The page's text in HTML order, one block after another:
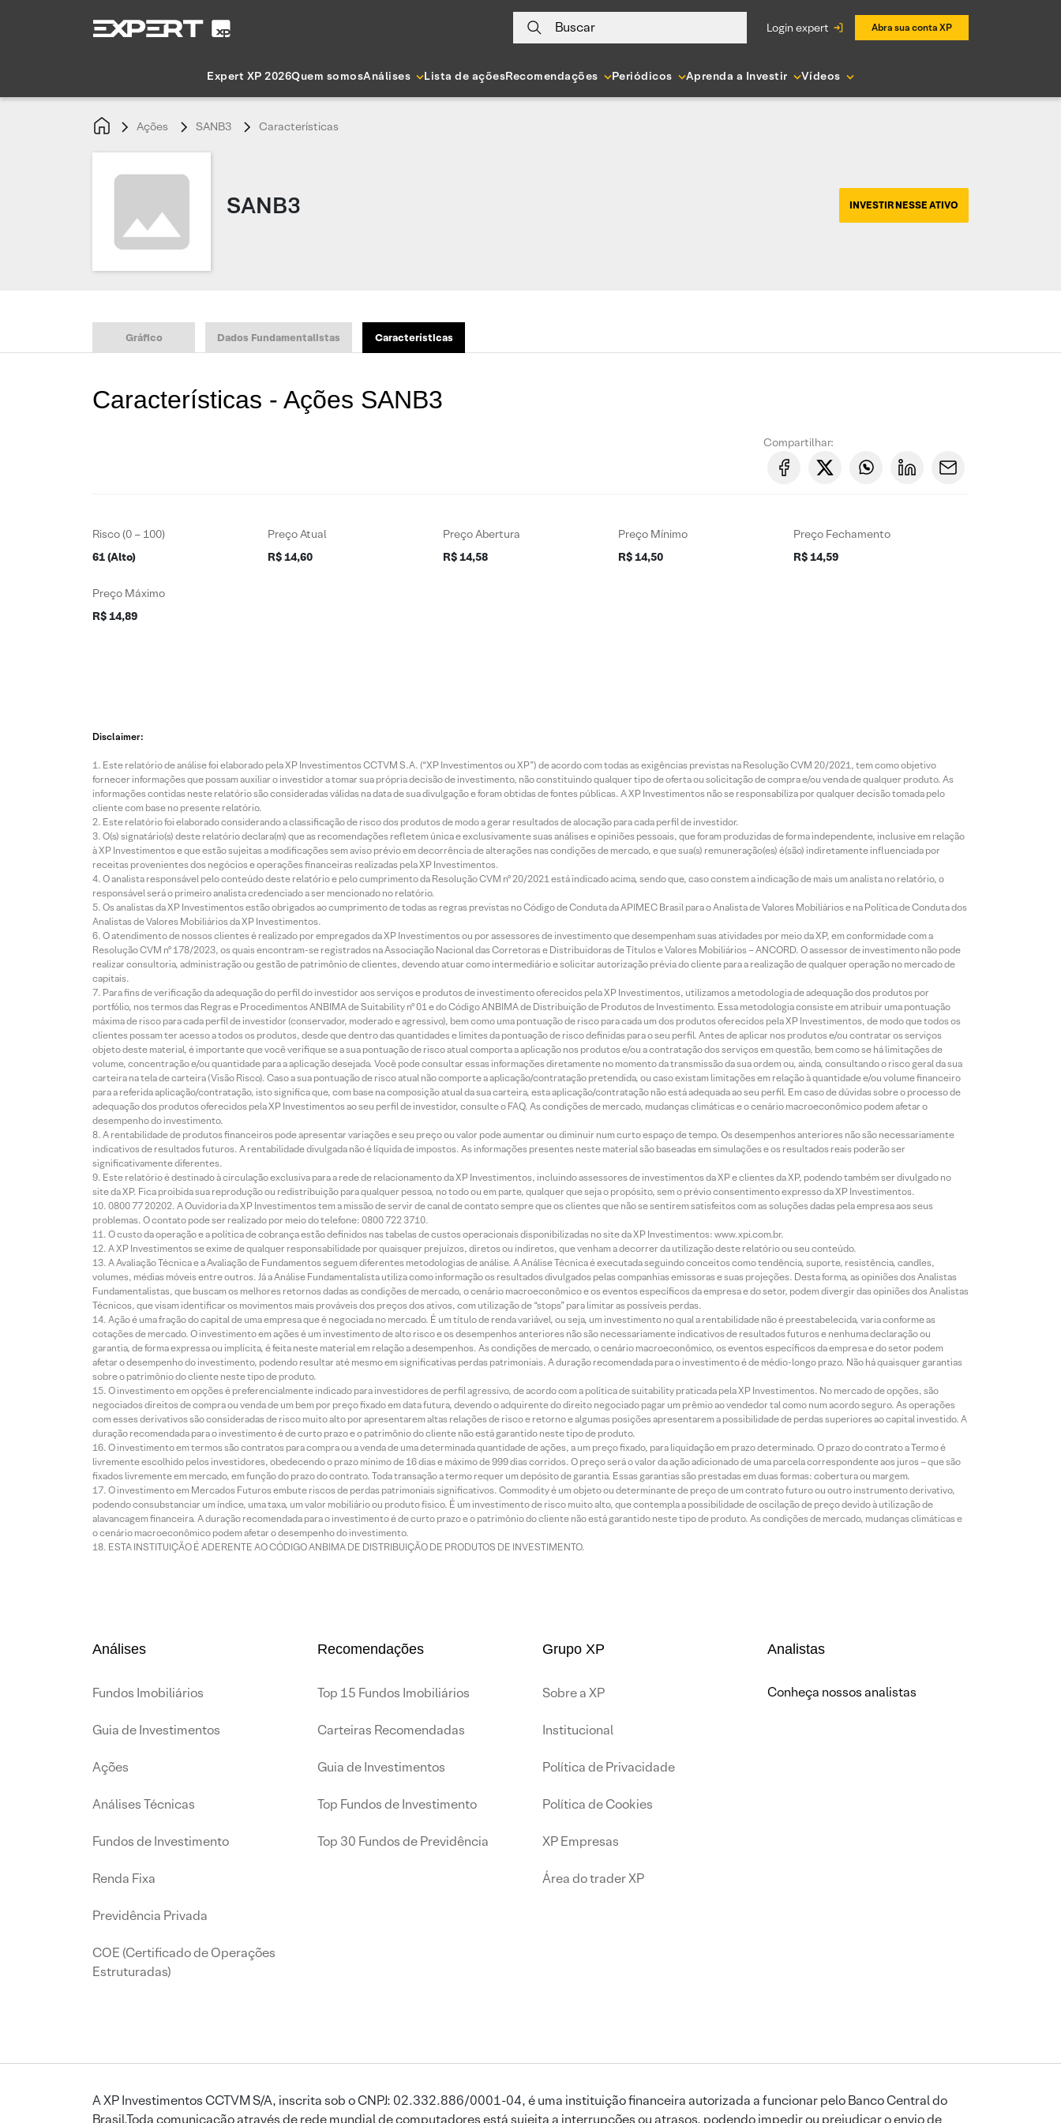
Buscar login expert Abra sua conta XP
Expert XP 2026Quem somosAnálises Lista de açõesRecomendações Periódicos Aprenda a Investir Vídeos
Ações SANB3 Características
SANB3 INVESTIR NESSE ATIVO
Gráfico Dados Fundamentalistas Características
Características - Ações SANB3
Compartilhar:
Risco (0 – 100)
61 (Alto)
Preço Atual
R$ 14,60
Preço Abertura
R$ 14,58
Preço Mínimo
R$ 14,50
Preço Fechamento
R$ 14,59
Preço Máximo
R$ 14,89
Disclaimer:
Este relatório de análise foi elaborado pela XP Investimentos CCTVM S.A. (“XP Investimentos ou XP”) de acordo com todas as exigências previstas na Resolução CVM 20/2021, tem como objetivo
fornecer informações que possam auxiliar o investidor a tomar sua própria decisão de investimento, não constituindo qualquer tipo de oferta ou solicitação de compra e/ou venda de qualquer produto. As
informações contidas neste relatório são consideradas válidas na data de sua divulgação e foram obtidas de fontes públicas. A XP Investimentos não se responsabiliza por qualquer decisão tomada pelo
cliente com base no presente relatório.
Este relatório foi elaborado considerando a classificação de risco dos produtos de modo a gerar resultados de alocação para cada perfil de investidor.
O(s) signatário(s) deste relatório declara(m) que as recomendações refletem única e exclusivamente suas análises e opiniões pessoais, que foram produzidas de forma independente, inclusive em relação
à XP Investimentos e que estão sujeitas a modificações sem aviso prévio em decorrência de alterações nas condições de mercado, e que sua(s) remuneração(es) é(são) indiretamente influenciada por
receitas provenientes dos negócios e operações financeiras realizadas pela XP Investimentos.
O analista responsável pelo conteúdo deste relatório e pelo cumprimento da Resolução CVM nº 20/2021 está indicado acima, sendo que, caso constem a indicação de mais um analista no relatório, o
responsável será o primeiro analista credenciado a ser mencionado no relatório.
Os analistas da XP Investimentos estão obrigados ao cumprimento de todas as regras previstas no Código de Conduta da APIMEC Brasil para o Analista de Valores Mobiliários e na Política de Conduta dos
Analistas de Valores Mobiliários da XP Investimentos.
O atendimento de nossos clientes é realizado por empregados da XP Investimentos ou por assessores de investimento que desempenham suas atividades por meio da XP, em conformidade com a
Resolução CVM nº 178/2023, os quais encontram-se registrados na Associação Nacional das Corretoras e Distribuidoras de Títulos e Valores Mobiliários – ANCORD. O assessor de investimento não pode
realizar consultoria, administração ou gestão de patrimônio de clientes, devendo atuar como intermediário e solicitar autorização prévia do cliente para a realização de qualquer operação no mercado de
capitais.
Para fins de verificação da adequação do perfil do investidor aos serviços e produtos de investimento oferecidos pela XP Investimentos, utilizamos a metodologia de adequação dos produtos por
portfólio, nos termos das Regras e Procedimentos ANBIMA de Suitability nº 01 e do Código ANBIMA de Distribuição de Produtos de Investimento. Essa metodologia consiste em atribuir uma pontuação
máxima de risco para cada perfil de investidor (conservador, moderado e agressivo), bem como uma pontuação de risco para cada um dos produtos oferecidos pela XP Investimentos, de modo que todos os
clientes possam ter acesso a todos os produtos, desde que dentro das quantidades e limites da pontuação de risco definidas para o seu perfil. Antes de aplicar nos produtos e/ou contratar os serviços
objeto deste material, é importante que você verifique se a sua pontuação de risco atual comporta a aplicação nos produtos e/ou a contratação dos serviços em questão, bem como se há limitações de
volume, concentração e/ou quantidade para a aplicação desejada. Você pode consultar essas informações diretamente no momento da transmissão da sua ordem ou, ainda, consultando o risco geral da sua
carteira na tela de carteira (Visão Risco). Caso a sua pontuação de risco atual não comporte a aplicação/contratação pretendida, ou caso existam limitações em relação à quantidade e/ou volume financeiro
para a referida aplicação/contratação, isto significa que, com base na composição atual da sua carteira, esta aplicação/contratação não está adequada ao seu perfil. Em caso de dúvidas sobre o processo de
adequação dos produtos oferecidos pela XP Investimentos ao seu perfil de investidor, consulte o FAQ. As condições de mercado, mudanças climáticas e o cenário macroeconômico podem afetar o
desempenho do investimento.
A rentabilidade de produtos financeiros pode apresentar variações e seu preço ou valor pode aumentar ou diminuir num curto espaço de tempo. Os desempenhos anteriores não são necessariamente
indicativos de resultados futuros. A rentabilidade divulgada não é líquida de impostos. As informações presentes neste material são baseadas em simulações e os resultados reais poderão ser
significativamente diferentes.
Este relatório é destinado à circulação exclusiva para a rede de relacionamento da XP Investimentos, incluindo assessores de investimentos da XP e clientes da XP, podendo também ser divulgado no
site da XP. Fica proibida sua reprodução ou redistribuição para qualquer pessoa, no todo ou em parte, qualquer que seja o propósito, sem o prévio consentimento expresso da XP Investimentos.
0800 77 20202. A Ouvidoria da XP Investimentos tem a missão de servir de canal de contato sempre que os clientes que não se sentirem satisfeitos com as soluções dadas pela empresa aos seus
problemas. O contato pode ser realizado por meio do telefone: 0800 722 3710.
O custo da operação e a política de cobrança estão definidos nas tabelas de custos operacionais disponibilizadas no site da XP Investimentos: www.xpi.com.br.
A XP Investimentos se exime de qualquer responsabilidade por quaisquer prejuízos, diretos ou indiretos, que venham a decorrer da utilização deste relatório ou seu conteúdo.
A Avaliação Técnica e a Avaliação de Fundamentos seguem diferentes metodologias de análise. A Análise Técnica é executada seguindo conceitos como tendência, suporte, resistência, candles,
volumes, médias móveis entre outros. Já a Análise Fundamentalista utiliza como informação os resultados divulgados pelas companhias emissoras e suas projeções. Desta forma, as opiniões dos Analistas
Fundamentalistas, que buscam os melhores retornos dadas as condições de mercado, o cenário macroeconômico e os eventos específicos da empresa e do setor, podem divergir das opiniões dos Analistas
Técnicos, que visam identificar os movimentos mais prováveis dos preços dos ativos, com utilização de “stops” para limitar as possíveis perdas.
Ação é uma fração do capital de uma empresa que é negociada no mercado. É um título de renda variável, ou seja, um investimento no qual a rentabilidade não é preestabelecida, varia conforme as
cotações de mercado. O investimento em ações é um investimento de alto risco e os desempenhos anteriores não são necessariamente indicativos de resultados futuros e nenhuma declaração ou
garantia, de forma expressa ou implícita, é feita neste material em relação a desempenhos. As condições de mercado, o cenário macroeconômico, os eventos específicos da empresa e do setor podem
afetar o desempenho do investimento, podendo resultar até mesmo em significativas perdas patrimoniais. A duração recomendada para o investimento é de médio-longo prazo. Não há quaisquer garantias
sobre o patrimônio do cliente neste tipo de produto.
O investimento em opções é preferencialmente indicado para investidores de perfil agressivo, de acordo com a política de suitability praticada pela XP Investimentos. No mercado de opções, são
negociados direitos de compra ou venda de um bem por preço fixado em data futura, devendo o adquirente do direito negociado pagar um prêmio ao vendedor tal como num acordo seguro. As operações
com esses derivativos são consideradas de risco muito alto por apresentarem altas relações de risco e retorno e algumas posições apresentarem a possibilidade de perdas superiores ao capital investido. A
duração recomendada para o investimento é de curto prazo e o patrimônio do cliente não está garantido neste tipo de produto.
O investimento em termos são contratos para compra ou a venda de uma determinada quantidade de ações, a um preço fixado, para liquidação em prazo determinado. O prazo do contrato a Termo é
livremente escolhido pelos investidores, obedecendo o prazo mínimo de 16 dias e máximo de 999 dias corridos. O preço será o valor da ação adicionado de uma parcela correspondente aos juros – que são
fixados livremente em mercado, em função do prazo do contrato. Toda transação a termo requer um depósito de garantia. Essas garantias são prestadas em duas formas: cobertura ou margem.
O investimento em Mercados Futuros embute riscos de perdas patrimoniais significativos. Commodity é um objeto ou determinante de preço de um contrato futuro ou outro instrumento derivativo,
podendo consubstanciar um índice, uma taxa, um valor mobiliário ou produto físico. É um investimento de risco muito alto, que contempla a possibilidade de oscilação de preço devido à utilização de
alavancagem financeira. A duração recomendada para o investimento é de curto prazo e o patrimônio do cliente não está garantido neste tipo de produto. As condições de mercado, mudanças climáticas e
o cenário macroeconômico podem afetar o desempenho do investimento.
ESTA INSTITUIÇÃO É ADERENTE AO CÓDIGO ANBIMA DE DISTRIBUIÇÃO DE PRODUTOS DE INVESTIMENTO.
Análises
Fundos Imobiliários
Guia de Investimentos
Ações
Análises Técnicas
Fundos de Investimento
Renda Fixa
Previdência Privada
COE (Certificado de Operações
Estruturadas)
Recomendações
Top 15 Fundos Imobiliários
Carteiras Recomendadas
Guia de Investimentos
Top Fundos de Investimento
Top 30 Fundos de Previdência
Grupo XP
Sobre a XP
Institucional
Política de Privacidade
Política de Cookies
XP Empresas
Área do trader XP
Analistas
Conheça nossos analistas
A XP Investimentos CCTVM S/A, inscrita sob o CNPJ: 02.332.886/0001-04, é uma instituição financeira autorizada a funcionar pelo Banco Central do
Brasil.Toda comunicação através de rede mundial de computadores está sujeita a interrupções ou atrasos, podendo impedir ou prejudicar o envio de